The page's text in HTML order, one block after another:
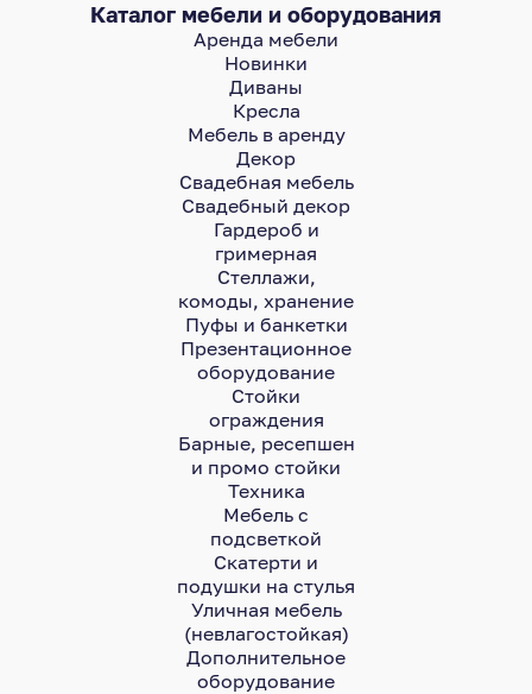
Каталог мебели и оборудования
Аренда мебели
Новинки
Диваны
Кресла
Мебель в аренду
Декор
Свадебная мебель
Свадебный декор
Гардероб и
гримерная
Стеллажи,
комоды, хранение
Пуфы и банкетки
Презентационное
оборудование
Стойки
ограждения
Барные, ресепшен
и промо стойки
Техника
Мебель с
подсветкой
Скатерти и
подушки на стулья
Уличная мебель
(невлагостойкая)
Дополнительное
оборудование